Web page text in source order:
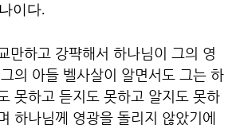
이다.
만하고 강퍅해서 하나님이 그의 영
의 아들 벨사살이 알면서도 그는 하
못하고 듣지도 못하고 알지도 못하
하나님께 영광을 돌리지 않았기에